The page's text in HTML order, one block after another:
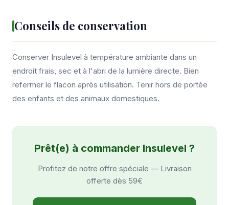
Conseils de conservation
Conserver Insulevel à température ambiante dans un
endroit frais, sec et à l'abri de la lumière directe. Bien
refermer le flacon après utilisation. Tenir hors de portée
des enfants et des animaux domestiques.
Prêt(e) à commander Insulevel ?
Profitez de notre offre spéciale — Livraison
offerte dès 59€